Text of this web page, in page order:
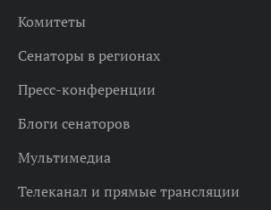
Комитеты
Сенаторы в регионах
Пресс-конференции
Блоги сенаторов
Мультимедиа
Телеканал и прямые трансляции